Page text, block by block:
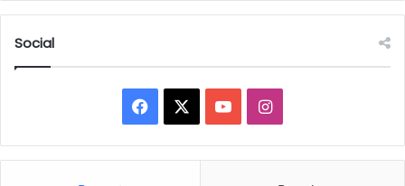
Social
Facebook YouTubeInstagram